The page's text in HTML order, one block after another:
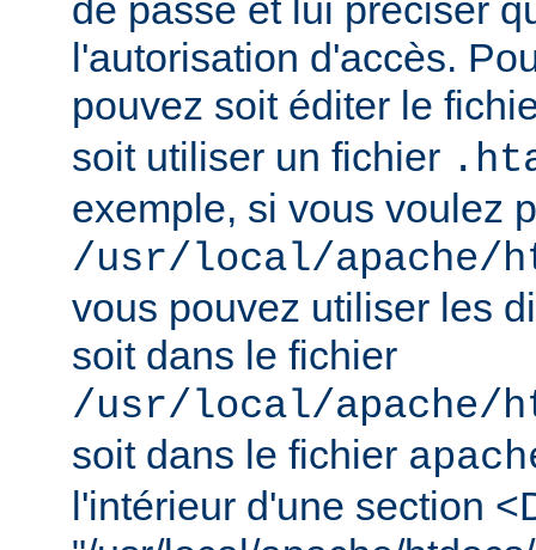
de passe et lui préciser
l'autorisation d'accès.
pouvez soit éditer le
soit utiliser un fichier
exemple, si vous voulez
/usr/local/apache/
vous pouvez utiliser les
soit dans le fichier
/usr/local/apache/
soit dans le fichier
l'intérieur d'une section